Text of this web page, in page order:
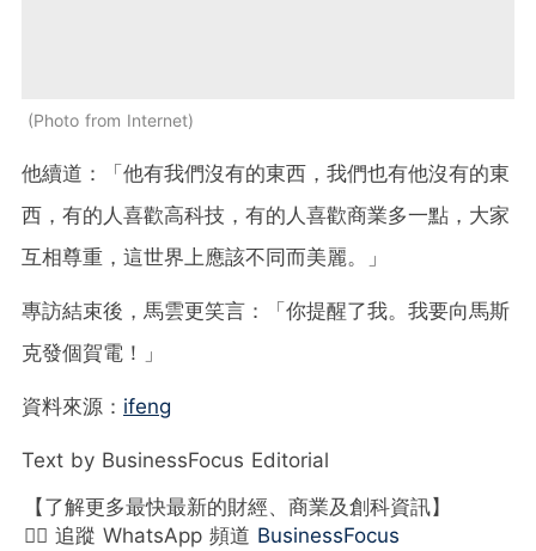
Photo from Internet
他續道：「他有我們沒有的東西，我們也有他沒有的東
西，有的人喜歡高科技，有的人喜歡商業多一點，大家
互相尊重，這世界上應該不同而美麗。」
專訪結束後，馬雲更笑言：「你提醒了我。我要向馬斯
克發個賀電！」
資料來源： ifeng
Text by BusinessFocus Editorial
【了解更多最快最新的財經、商業及創科資訊】
👉🏻 追蹤 WhatsApp 頻道 BusinessFocus